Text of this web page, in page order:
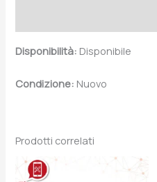
Disponibilità: Disponibile
Condizione: Nuovo
Prodotti correlati